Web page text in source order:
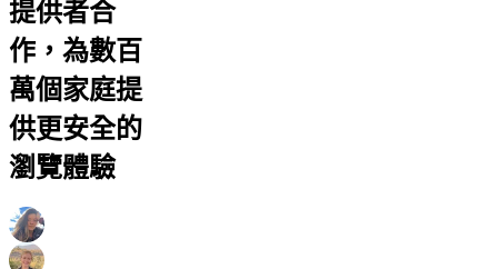
提供者合
作，為數百
萬個家庭提
供更安全的
瀏覽體驗